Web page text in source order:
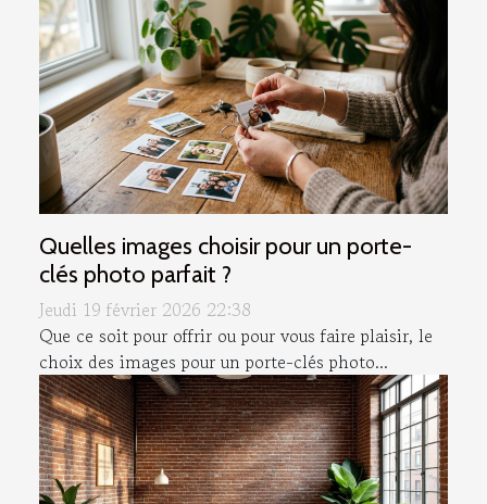
Quelles images choisir pour un porte-
clés photo parfait ?
Jeudi 19 février 2026 22:38
Que ce soit pour offrir ou pour vous faire plaisir, le
choix des images pour un porte-clés photo...